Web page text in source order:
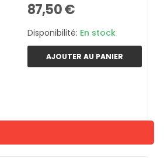
87,50 €
Disponibilité: En stock
AJOUTER AU PANIER